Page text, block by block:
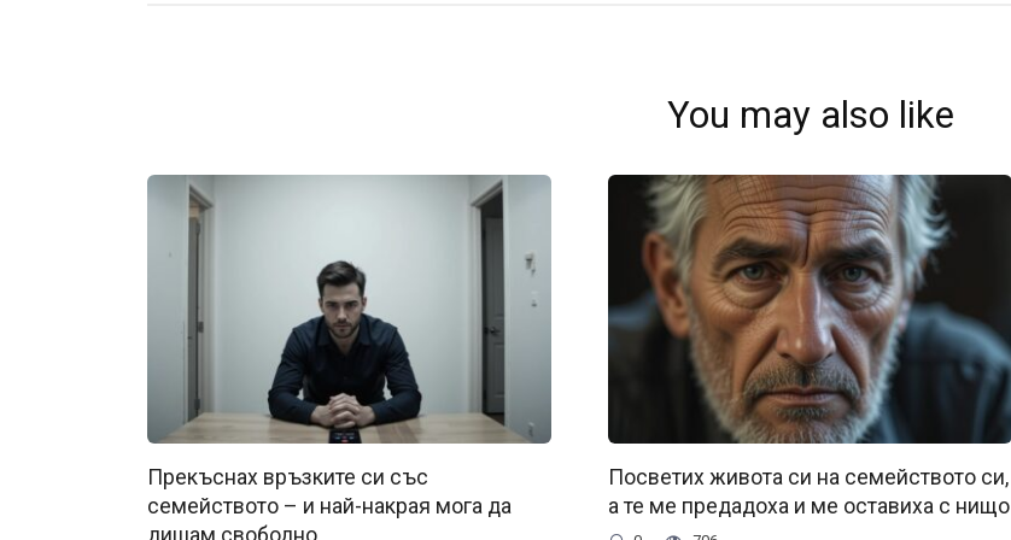
You may also like
Прекъснах връзките си със
семейството – и най-накрая мога да
Посветих живота си на семейството си,
а те ме предадоха и ме оставиха с нищо